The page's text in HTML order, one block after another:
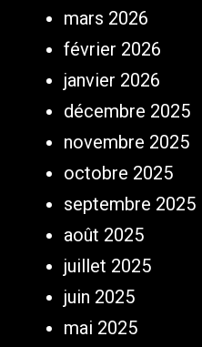
mars 2026
février 2026
janvier 2026
décembre 2025
novembre 2025
octobre 2025
septembre 2025
août 2025
juillet 2025
juin 2025
mai 2025